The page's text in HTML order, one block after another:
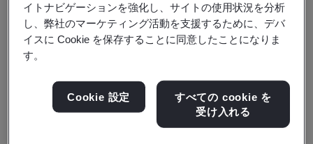
BSI認証および検証ディレ
クトリ
BSI認証および検証ディレクトリを使用して、BSI発行の
認証またはサイト検証を検証し、BSIクライアントが保有
イトナビゲーションを強化し、サイトの使用状況を分析
し、弊社のマーケティング活動を支援するために、デバ
イスに Cookie を保存することに同意したことになりま
す。
Cookie 設定
すべての cookie を
受け入れる